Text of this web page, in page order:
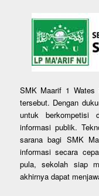
SMK Maarif 1 Wates
tersebut. Dengan
untuk berkompetisi
informasi publik.
sarana bagi SMK
informasi secara
pula, sekolah siap
akhirnya dapat